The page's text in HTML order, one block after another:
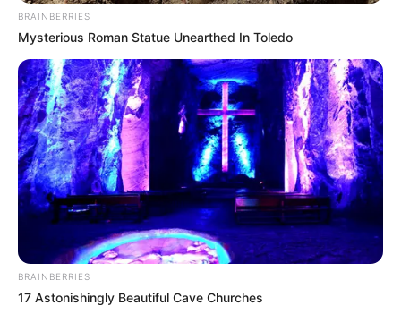
BRAINBERRIES
Mysterious Roman Statue Unearthed In Toledo
BRAINBERRIES
17 Astonishingly Beautiful Cave Churches